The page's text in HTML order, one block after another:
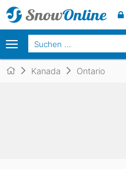
Kanada Ontario